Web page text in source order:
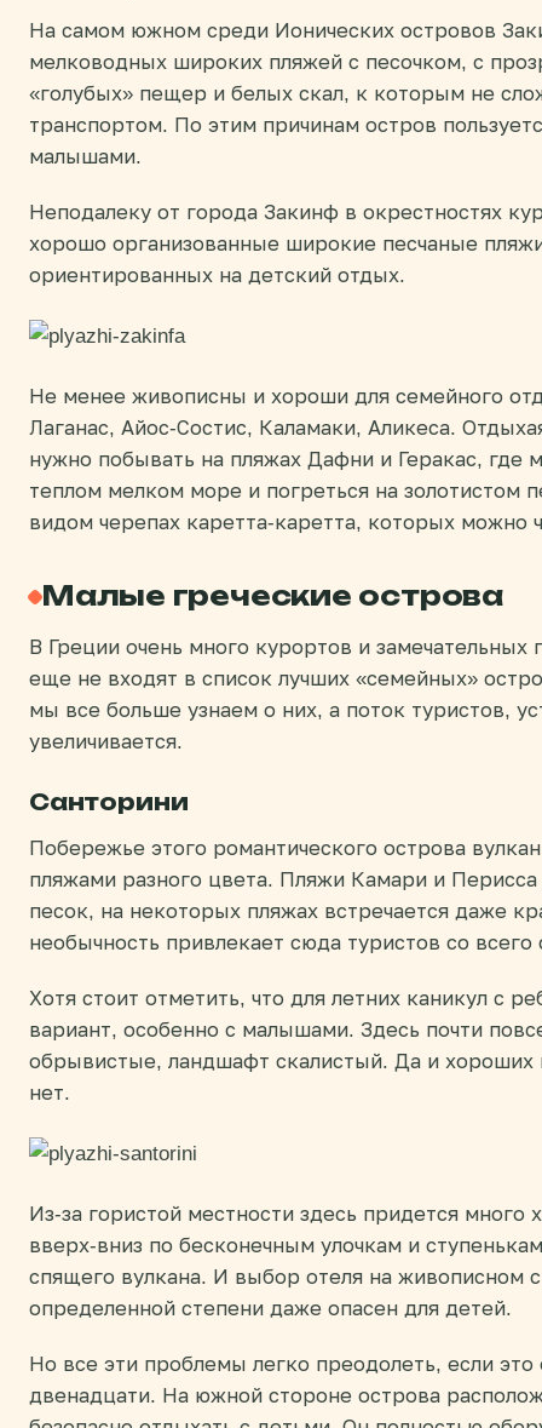
На самом южном среди Ионических островов
мелководных широких пляжей с песочком, с
«голубых» пещер и белых скал, к которым не
транспортом. По этим причинам остров
малышами.
Неподалеку от города Закинф в окрестностях
хорошо организованные широкие песчаные
ориентированных на детский отдых.
Не менее живописны и хороши для семейного
Лаганас, Айос-Состис, Каламаки, Аликеса.
нужно побывать на пляжах Дафни и Геракас, где
теплом мелком море и погреться на золотистом
видом черепах каретта-каретта, которых можно
Малые греческие острова
В Греции очень много курортов и
еще не входят в список лучших «семейных»
мы все больше узнаем о них, а поток туристов,
увеличивается.
Санторини
Побережье этого романтического острова
пляжами разного цвета. Пляжи Камари и Перисса
песок, на некоторых пляжах встречается даже
необычность привлекает сюда туристов со всего
Хотя стоит отметить, что для летних каникул с
вариант, особенно с малышами. Здесь почти
обрывистые, ландшафт скалистый. Да и хороших
нет.
Из-за гористой местности здесь придется много
вверх-вниз по бесконечным улочкам и
спящего вулкана. И выбор отеля на живописном
определенной степени даже опасен для детей.
Но все эти проблемы легко преодолеть, если
двенадцати. На южной стороне острова